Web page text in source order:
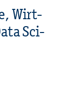
Wirt­
Sci­